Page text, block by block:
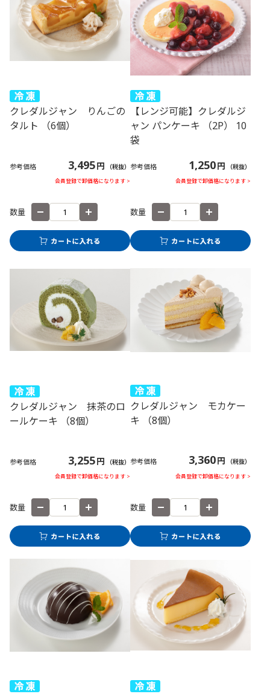
クレダルジャン りんごの
タルト （6個）
参考価格 3,495円 （税抜）
会員登録で卸価格になります >
数量
【レンジ可能】クレダルジ
ャン パンケーキ （2P） 10
袋
参考価格 1,250円 （税抜）
会員登録で卸価格になります >
数量
クレダルジャン 抹茶のロ
ールケーキ （8個）
参考価格 3,255円 （税抜）
会員登録で卸価格になります >
数量
クレダルジャン モカケー
キ （8個）
参考価格 3,360円 （税抜）
会員登録で卸価格になります >
数量